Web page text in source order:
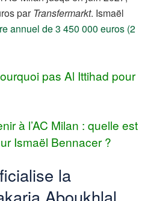
par Transfermarkt. Ismaël
annuel de 3 450 000 euros (2
pas Al Ittihad pour
à l’AC Milan : quelle est
Ismaël Bennacer ?
la
Aboukhlal